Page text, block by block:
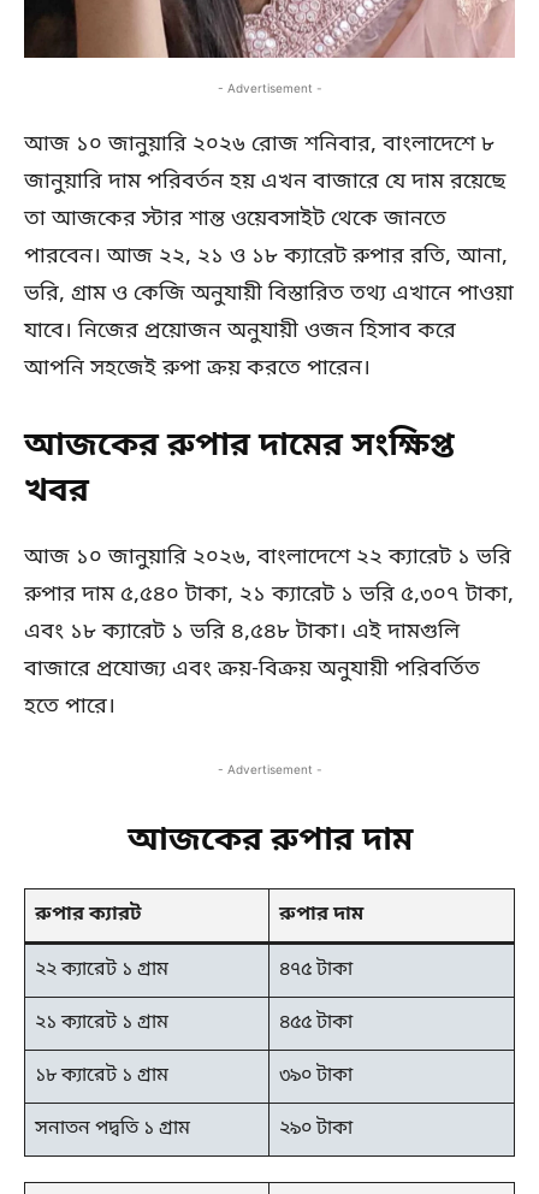
- Advertisement -
আজ ১০ জানুয়ারি ২০২৬ রোজ শনিবার, বাংলাদেশে ৮
জানুয়ারি দাম পরিবর্তন হয় এখন বাজারে যে দাম রয়েছে
তা আজকের স্টার শান্ত ওয়েবসাইট থেকে জানতে
পারবেন। আজ ২২, ২১ ও ১৮ ক্যারেট রুপার রতি, আনা,
ভরি, গ্রাম ও কেজি অনুযায়ী বিস্তারিত তথ্য এখানে পাওয়া
যাবে। নিজের প্রয়োজন অনুযায়ী ওজন হিসাব করে
আপনি সহজেই রুপা ক্রয় করতে পারেন।
আজকের রুপার দামের সংক্ষিপ্ত
খবর
আজ ১০ জানুয়ারি ২০২৬, বাংলাদেশে ২২ ক্যারেট ১ ভরি
রুপার দাম ৫,৫৪০ টাকা, ২১ ক্যারেট ১ ভরি ৫,৩০৭ টাকা,
এবং ১৮ ক্যারেট ১ ভরি ৪,৫৪৮ টাকা। এই দামগুলি
বাজারে প্রযোজ্য এবং ক্রয়-বিক্রয় অনুযায়ী পরিবর্তিত
হতে পারে।
- Advertisement -
আজকের রুপার দাম
রুপার ক্যারট রুপার দাম
২২ ক্যারেট ১ গ্রাম
৪৭৫ টাকা
২১ ক্যারেট ১ গ্রাম
৪৫৫ টাকা
১৮ ক্যারেট ১ গ্রাম
৩৯০ টাকা
সনাতন পদ্বতি ১ গ্রাম
২৯০ টাকা